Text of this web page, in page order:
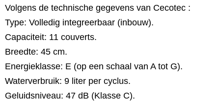
Volgens de technische gegevens van Cecotec :
Type: Volledig integreerbaar (inbouw).
Capaciteit: 11 couverts.
Breedte: 45 cm.
Energieklasse: E (op een schaal van A tot G).
Waterverbruik: 9 liter per cyclus.
Geluidsniveau: 47 dB (Klasse C).